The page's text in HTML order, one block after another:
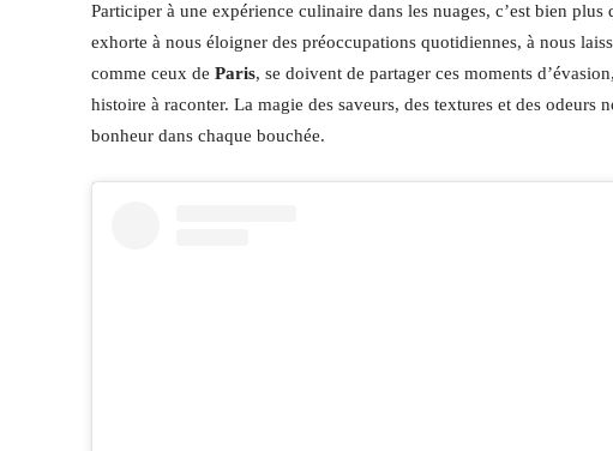
Participer à une expérience culinaire dans les nuages, c’est bien plus
exhorte à nous éloigner des préoccupations quotidiennes, à nous
comme ceux de Paris, se doivent de partager ces moments
histoire à raconter. La magie des saveurs, des textures et des odeurs
bonheur dans chaque bouchée.